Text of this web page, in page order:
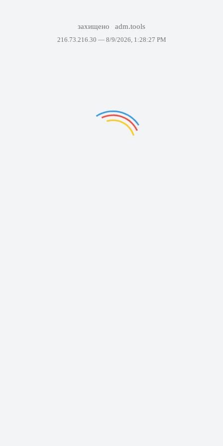
захищено adm.tools
216.73.216.30 — 8/9/2026, 1:28:27 PM